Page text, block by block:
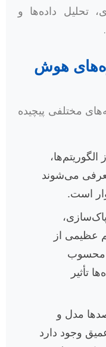
تحلیل داده‌ها و
هوش
مختلفی پیچیده
الگوریتم‌ها،
می‌شوند
است.
عظیمی از
محسوب
تأثیر
مدل و
وجود دارد